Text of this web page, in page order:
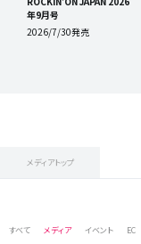
年9月号
2026/7/30発売
メディアトップ
すべて メディア イベント EC